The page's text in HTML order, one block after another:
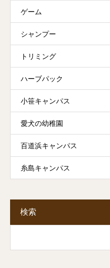
ゲーム
シャンプー
トリミング
ハーブパック
小笹キャンパス
愛犬の幼稚園
百道浜キャンパス
糸島キャンパス
検索